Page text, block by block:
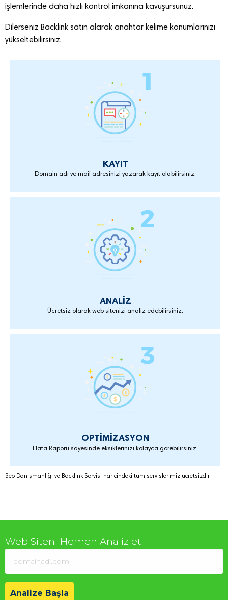
işlemlerinde daha hızlı kontrol imkanına kavuşursunuz.
Dilerseniz Backlink satın alarak anahtar kelime konumlarınızı
yükseltebilirsiniz.
KAYIT
Domain adı ve mail adresinizi yazarak kayıt olabilirsiniz.
ANALİZ
Ücretsiz olarak web sitenizi analiz edebilirsiniz.
OPTİMİZASYON
Hata Raporu sayesinde eksiklerinizi kolayca görebilirsiniz.
Seo Danışmanlığı ve Backlink Servisi haricindeki tüm servislerimiz ücretsizdir.
Web Siteni Hemen Analiz et
Analize Başla